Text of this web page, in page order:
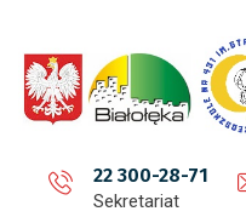
22 300-28-71
Sekretariat